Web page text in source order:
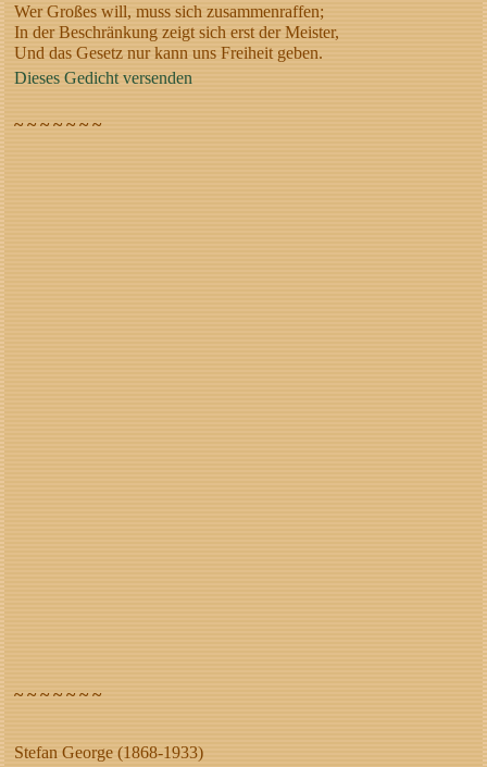
Wer Großes will, muss sich zusammenraffen;
In der Beschränkung zeigt sich erst der Meister,
Und das Gesetz nur kann uns Freiheit geben.
Dieses Gedicht versenden
~ ~ ~ ~ ~ ~ ~
~ ~ ~ ~ ~ ~ ~
Stefan George (1868-1933)